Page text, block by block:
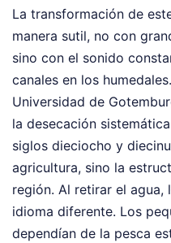
La transformación de
manera sutil, no con
sino con el sonido
canales en los
Universidad de
la desecación
siglos dieciocho y
agricultura, sino la
región. Al retirar el agua,
idioma diferente. Los
dependían de la pesca